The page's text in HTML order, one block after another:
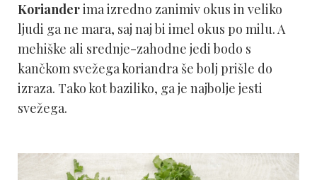
Korianderima izredno zanimiv okus in veliko
ljudi ga ne mara, saj naj bi imel okus po milu. A
mehiške ali srednje-zahodne jedi bodo s
kančkom svežega koriandra še bolj prišle do
izraza. Tako kot baziliko, ga je najbolje jesti
svežega.